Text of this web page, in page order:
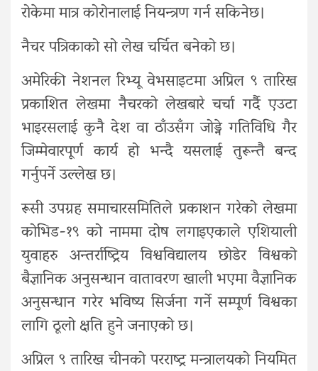
रोकेमा मात्र कोरोनालाई नियन्त्रण गर्न सकिनेछ।
नैचर पत्रिकाको सो लेख चर्चित बनेको छ।
अमेरिकी नेशनल रिभ्यू वेभसाइटमा अप्रिल ९ तारिख
प्रकाशित लेखमा नैचरको लेखबारे चर्चा गर्दै एउटा
भाइरसलाई कुनै देश वा ठाँउसँग जोड्ने गतिविधि गैर
जिम्मेवारपूर्ण कार्य हो भन्दै यसलाई तुरून्तै बन्द
गर्नुपर्ने उल्लेख छ।
रूसी उपग्रह समाचारसमितिले प्रकाशन गरेको लेखमा
कोभिड-१९ को नाममा दोष लगाइएकाले एशियाली
युवाहरु अन्तर्राष्ट्रिय विश्वविद्यालय छोडेर विश्वको
बैज्ञानिक अनुसन्धान वातावरण खाली भएमा वैज्ञानिक
अनुसन्धान गरेर भविष्य सिर्जना गर्ने सम्पूर्ण विश्वका
लागि ठूलो क्षति हुने जनाएको छ।
अप्रिल ९ तारिख चीनको परराष्ट्र मन्त्रालयको नियमित